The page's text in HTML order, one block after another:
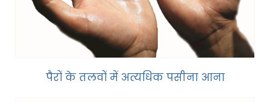
पैरों के तलवों में अत्यधिक पसीना आना